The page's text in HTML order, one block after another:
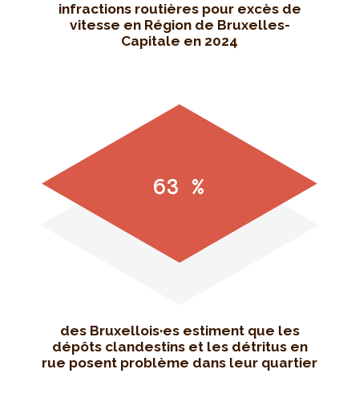
infractions routières pour excès de
vitesse en Région de Bruxelles-
Capitale en 2024
63 %
des Bruxellois·es estiment que les
dépôts clandestins et les détritus en
rue posent problème dans leur quartier